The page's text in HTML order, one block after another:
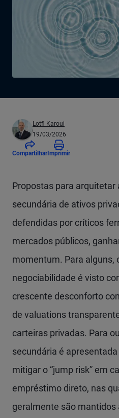
Lotfi Karoui
19/03/2026
Compartilhar Imprimir
Propostas para arquitetar
secundária de ativos
defendidas por críticos
mercados públicos,
momentum. Para alguns,
negociabilidade é visto
crescente desconforto
de valuations
carteiras privadas. Para
secundária é
mitigar o “jump risk” em
empréstimo direto, nas
geralmente são mantidos